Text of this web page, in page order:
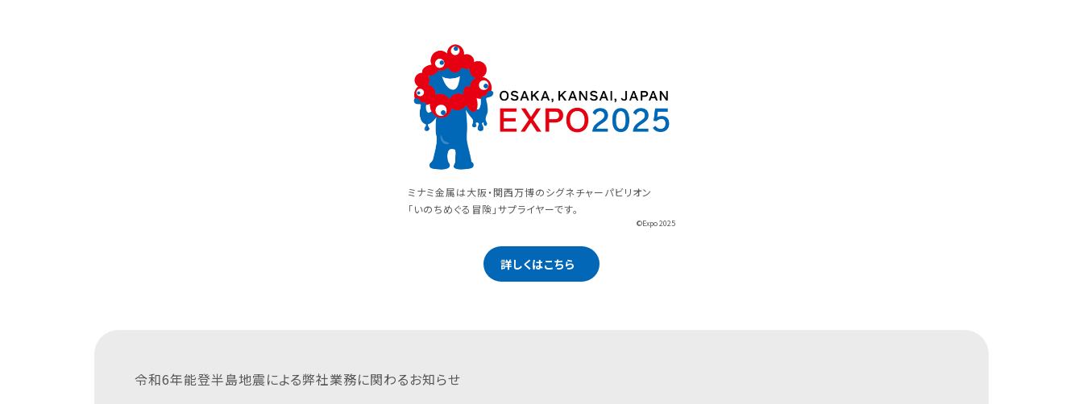
ミナミ金属は大阪・関西万博のシグネチャーパビリオン
「いのちめぐる冒険」サプライヤーです。
©Expo 2025
詳しくはこちら
令和6年能登半島地震による弊社業務に関わるお知らせ